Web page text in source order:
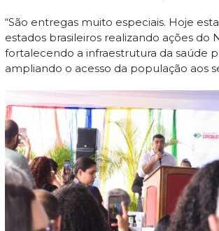
“São entregas muito especiais. Hoje
estados brasileiros realizando ações do
fortalecendo a infraestrutura da saúde
ampliando o acesso da população aos